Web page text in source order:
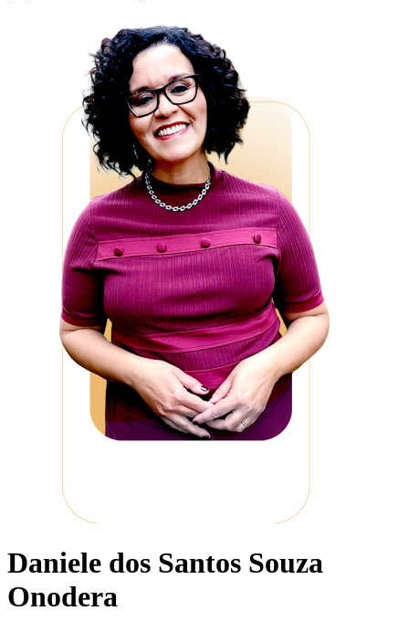
Daniele dos Santos Souza
Onodera